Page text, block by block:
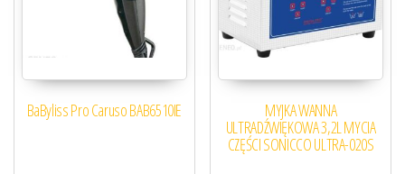
BaByliss Pro Caruso BAB6510IE MYJKA WANNA
ULTRADŹWIĘKOWA 3,2L MYCIA
CZĘŚCI SONICCO ULTRA-020S